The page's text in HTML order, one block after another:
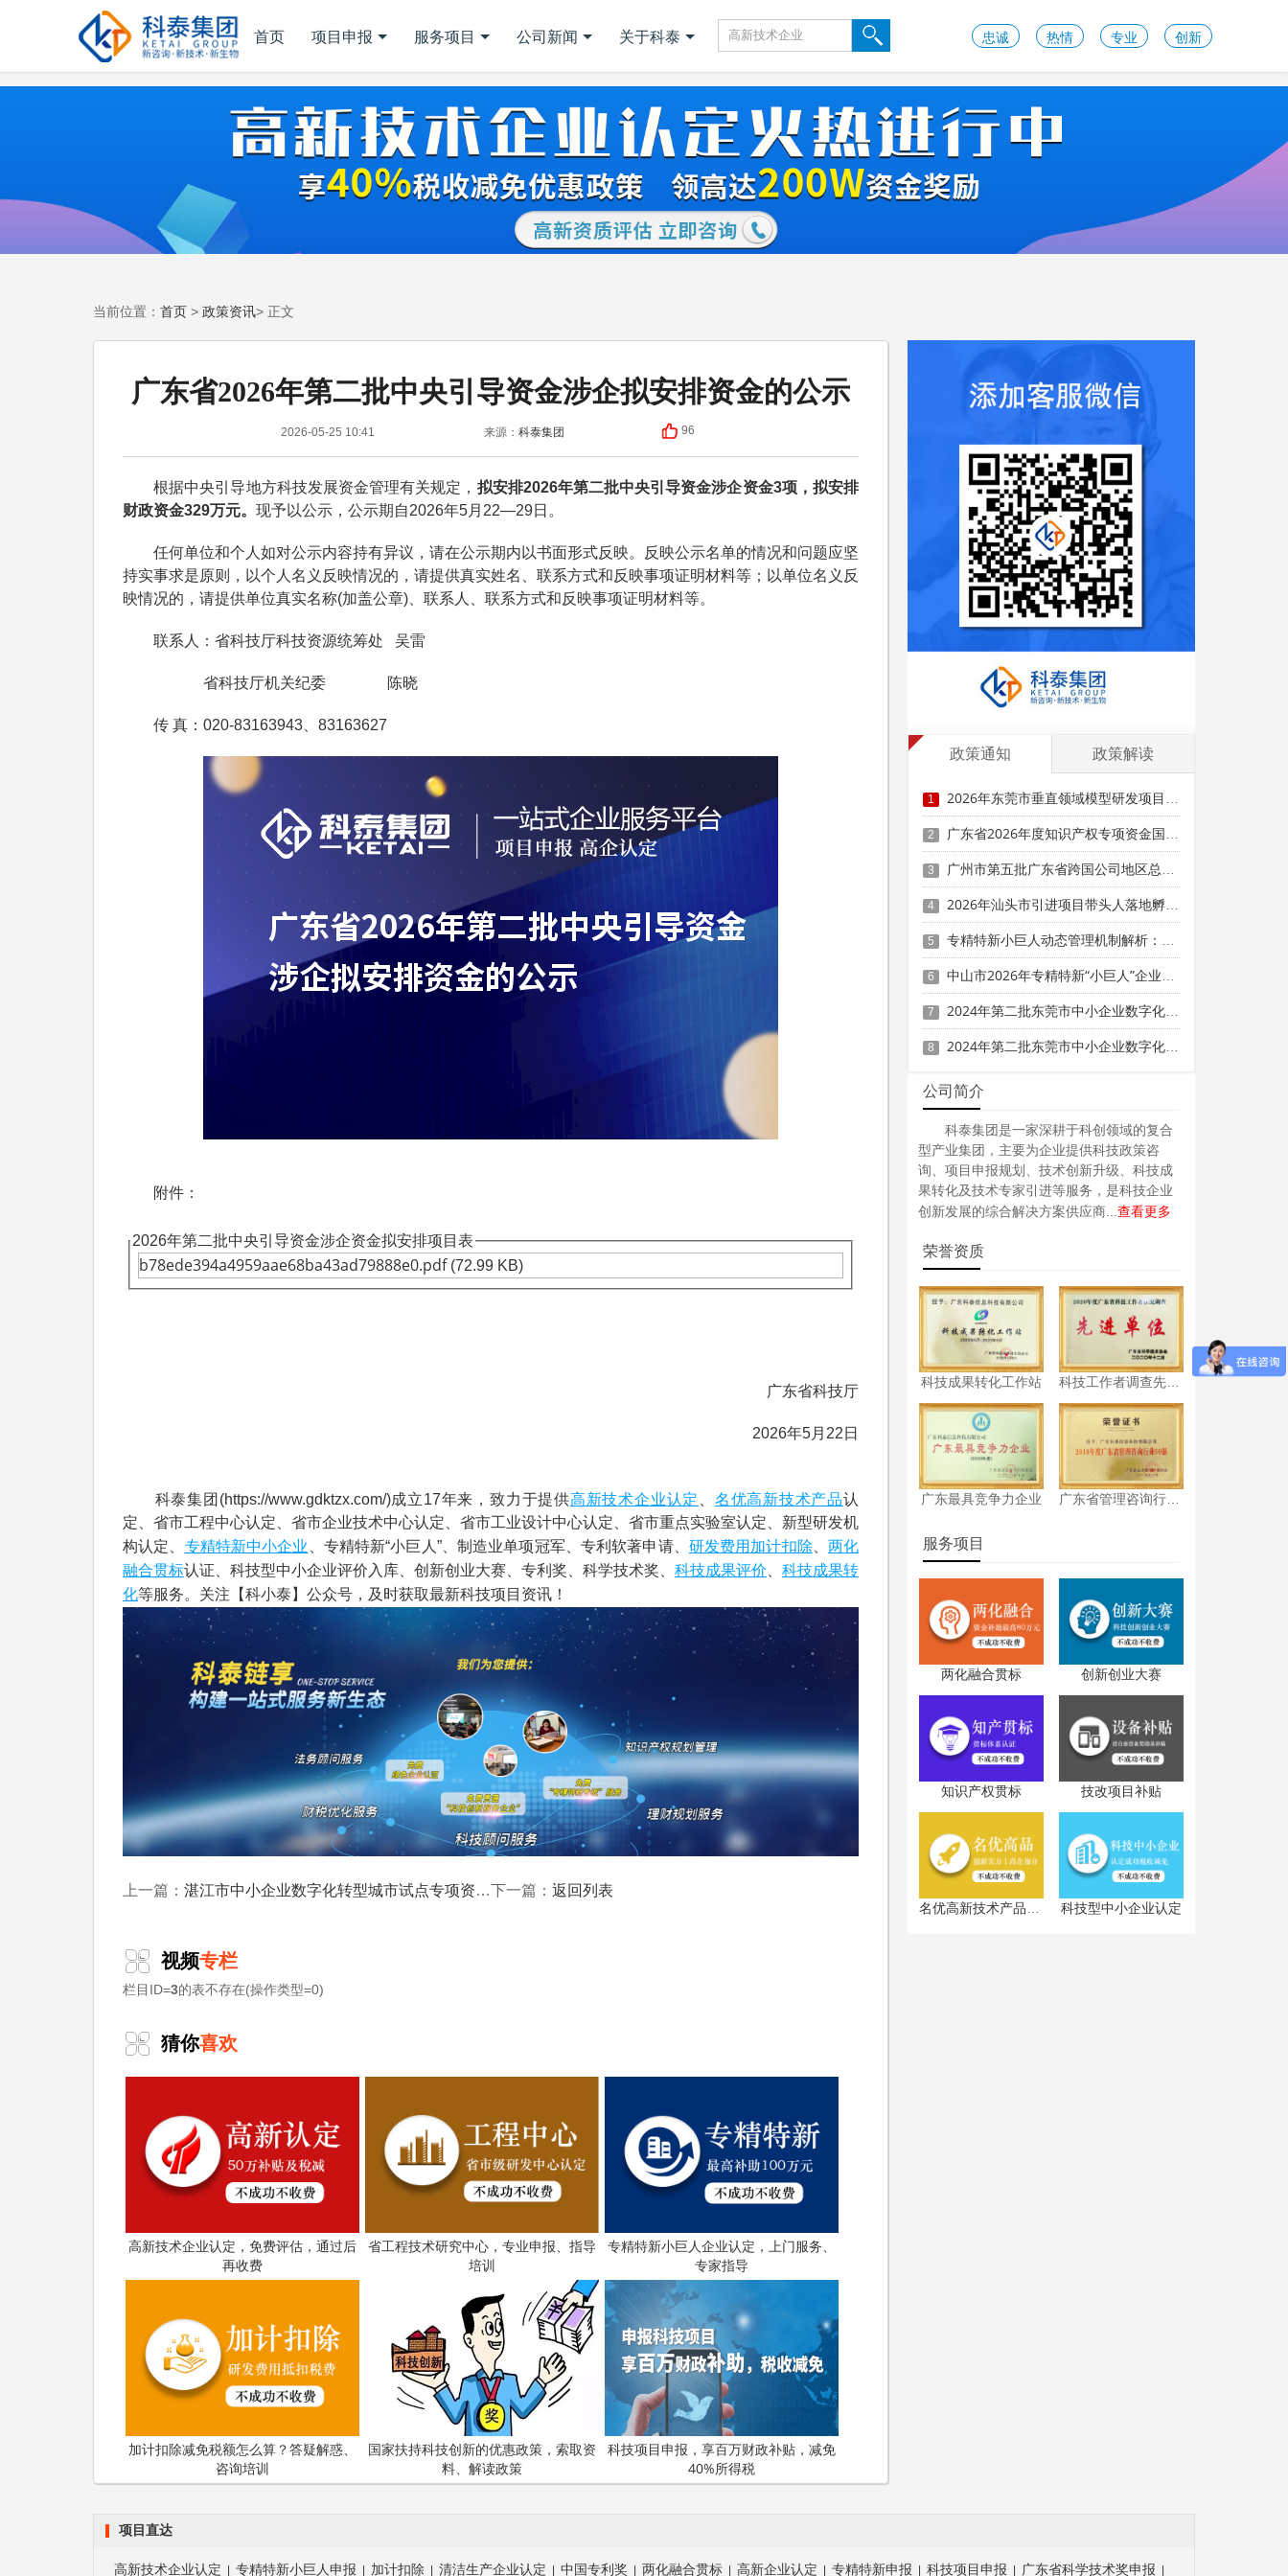
首页 项目申报 服务项目 公司新闻 关于科泰 忠诚 热情 专业 创新
当前位置： 首页 > 政策资讯> 正文
广东省2026年第二批中央引导资金涉企拟安排资金的公示
2026-05-25 10:41 来源： 科泰集团 96
根据中央引导地方科技发展资金管理有关规定， 拟安排2026年第二批中央引导资金涉企资金3项，拟安排
财政资金329万元。 现予以公示，公示期自2026年5月22—29日。
任何单位和个人如对公示内容持有异议，请在公示期内以书面形式反映。反映公示名单的情况和问题应坚
持实事求是原则，以个人名义反映情况的，请提供真实姓名、联系方式和反映事项证明材料等；以单位名义反
映情况的，请提供单位真实名称(加盖公章)、联系人、联系方式和反映事项证明材料等。
联系人：省科技厅科技资源统筹处 吴雷
省科技厅机关纪委 陈晓
传 真：020-83163943、83163627
附件：
2026年第二批中央引导资金涉企资金拟安排项目表
b78ede394a4959aae68ba43ad79888e0.pdf(72.99 KB)
广东省科技厅
2026年5月22日
科泰集团(https://www.gdktzx.com/)成立17年来，致力于提供高新技术企业认定 名优高新技术产品认
定、省市工程中心认定、省市企业技术中心认定、省市工业设计中心认定、省市重点实验室认定、新型研发机
构认定、 专精特新中小企业 、专精特新“小巨人”、制造业单项冠军、专利软著申请、 研发费用加计扣除
两化
融合贯标认证、科技型中小企业评价入库、创新创业大赛、专利奖、科学技术奖、 科技成果评价
科技成果转
化等服务。关注【科小泰】公众号，及时获取最新科技项目资讯！
上一篇： 湛江市中小企业数字化转型城市试点专项资金数字化改造项目（第七批）入库名单的公示 下一篇： 返回列表
视频专栏
栏目ID=3的表不存在(操作类型=0)
猜你喜欢
高新技术企业认定，免费评估，通过后
再收费
省工程技术研究中心，专业申报、指导
培训
专精特新小巨人企业认定，上门服务、
专家指导
加计扣除减免税额怎么算？答疑解惑、
咨询培训
国家扶持科技创新的优惠政策，索取资
料、解读政策
科技项目申报，享百万财政补贴，减免
40%所得税
政策通知 政策解读
1 2026年东莞市垂直领域模型研发项目申报时间、条件要求、资助奖励
2 广东省2026年度知识产权专项资金国际人才交流项目申报时间、条件要求
3 广州市第五批广东省跨国公司地区总部申报时间、条件要求
4 2026年汕头市引进项目带头人落地孵化精细化工企业专项资金申报时间、条件要求、资助奖励
5 专精特新小巨人动态管理机制解析：2026年复核不通过的主要原因与补救措施
6 中山市2026年专精特新“小巨人”企业奖补资金项目拟入库计划的公示
7 2024年第二批东莞市中小企业数字化转型城市试点专项资金两化融合管理体系贯标项目资助计划
8 2024年第二批东莞市中小企业数字化转型城市试点专项资金两化融合管理体系贯标项目拟资助企业名单的公示
公司简介
科泰集团是一家深耕于科创领域的复合
型产业集团，主要为企业提供科技政策咨
询、项目申报规划、技术创新升级、科技成
果转化及技术专家引进等服务，是科技企业
创新发展的综合解决方案供应商... 查看更多
荣誉资质
科技成果转化工作站
广东最具竞争力企业
服务项目
两化融合贯标 创新创业大赛
知识产权贯标 技改项目补贴
科技型中小企业认定
项目直达
高新技术企业认定 专精特新小巨人申报 加计扣除 清洁生产企业认定 中国专利奖 两化融合贯标 高新企业认定 专精特新申报 科技项目申报 广东省科学技术奖申报